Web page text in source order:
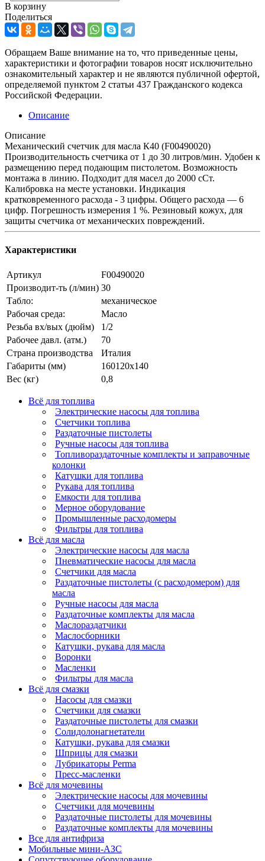
В корзину
Поделиться
Обращаем Ваше внимание на то, что приведенные цены,
характеристики и фотографии товаров носят исключительно
ознакомительный характер и не являются публичной офертой,
определяемой пунктом 2 статьи 437 Гражданского кодекса
Российской Федерации.
Описание
Описание
Механический счетчик для масла К40 (F00490020)
Производительность счетчика от 1 до 30 литров/мин. Удобен к
размещению перед подающим пистолетом. Возможность
монтажа в линию. Подходит для масел до 2000 сСт.
Калибровка на месте установки. Индикация
кратковременного расхода - 3 цифры. Общего расхода — 6
цифр. Погрешность измерения 1 %. Резиновый кожух, для
защиты счетчика от механических повреждений.
Характеристики
Артикул
F00490020
Производит-ть (л/мин) 30
Табло:
механическое
Рабочая среда:
Масло
Резьба вх/вых (дюйм)
1/2
Рабочее давл. (атм.)
70
Страна производства
Италия
Габариты (мм)
160120х140
Вес (кг)
0,8
Всё для топлива
Электрические насосы для топлива
Счетчики топлива
Раздаточные пистолеты
Ручные насосы для топлива
Топливораздаточные комплекты и заправочные
колонки
Катушки для топлива
Рукава для топлива
Емкости для топлива
Мерное оборудование
Промышленные расходомеры
Фильтры для топлива
Всё для масла
Электрические насосы для масла
Пневматические насосы для масла
Счетчики для масла
Раздаточные пистолеты (с расходомером) для
масла
Ручные насосы для масла
Раздаточные комплекты для масла
Маслораздатчики
Маслосборники
Катушки, рукава для масла
Воронки
Масленки
Фильтры для масла
Всё для смазки
Насосы для смазки
Счетчики для смазки
Раздаточные пистолеты для смазки
Солидолонагнетатели
Катушки, рукава для смазки
Шприцы для смазки
Лубрикаторы Perma
Пресс-масленки
Всё для мочевины
Электрические насосы для мочевины
Счетчики для мочевины
Раздаточные пистолеты для мочевины
Раздаточные комплекты для мочевины
Все для антифриза
Мобильные мини-АЗС